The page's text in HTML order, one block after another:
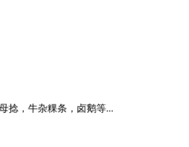
捻，牛杂粿条，卤鹅等...